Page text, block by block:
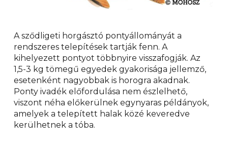
A sződligeti horgásztó pontyállományát a
rendszeres telepítések tartják fenn. A
kihelyezett pontyot többnyire visszafogják. Az
1,5-3 kg tömegű egyedek gyakorisága jellemző,
esetenként nagyobbak is horogra akadnak.
Ponty ivadék előfordulása nem észlelhető,
viszont néha előkerülnek egynyaras példányok,
amelyek a telepített halak közé keveredve
kerülhetnek a tóba.